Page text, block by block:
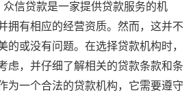
信贷款是一家提供贷款服务的机
拥有相应的经营资质。然而，这并不
的或没有问题。在选择贷款机构时，
虑，并仔细了解相关的贷款条款和条
为一个合法的贷款机构，它需要遵守